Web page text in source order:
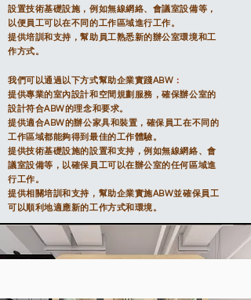
設置技術基礎設施，例如無線網絡、會議室設備等，
以便員工可以在不同的工作區域進行工作。
提供培訓和支持，幫助員工熟悉新的辦公室環境和工
作方式。
我們可以通過以下方式幫助企業實踐ABW ：
提供專業的室內設計和空間規劃服務，確保辦公室的
設計符合ABW的理念和要求。
提供適合ABW的辦公家具和裝置，確保員工在不同的
工作區域都能夠得到最佳的工作體驗。
提供技術基礎設施的設置和支持，例如無線網絡、會
議室設備等，以確保員工可以在辦公室的任何區域進
行工作。
提供相關培訓和支持，幫助企業實施ABW並確保員工
可以順利地適應新的工作方式和環境。